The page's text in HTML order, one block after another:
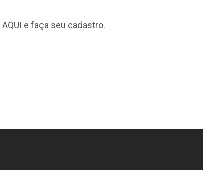
AQUI e faça seu cadastro.